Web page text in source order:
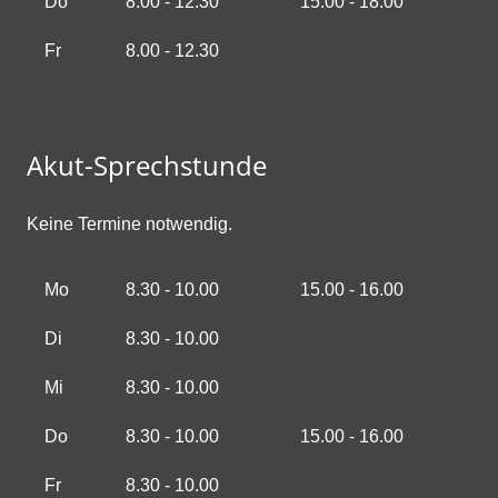
Fr 8.00 - 12.30
Akut-Sprechstunde
Keine Termine notwendig.
Mo 8.30 - 10.00 15.00 - 16.00
Di 8.30 - 10.00
Mi 8.30 - 10.00
Do 8.30 - 10.00 15.00 - 16.00
Fr 8.30 - 10.00